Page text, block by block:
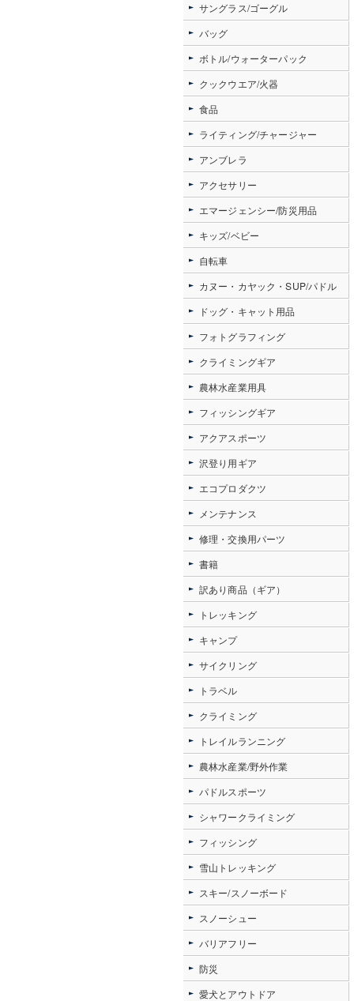
サングラス/ゴーグル
バッグ
ボトル/ウォーターパック
クックウエア/火器
食品
ライティング/チャージャー
アンブレラ
アクセサリー
エマージェンシー/防災用品
キッズ/ベビー
自転車
カヌー・カヤック・SUP/パドル
ドッグ・キャット用品
フォトグラフィング
クライミングギア
農林水産業用具
フィッシングギア
アクアスポーツ
沢登り用ギア
エコプロダクツ
メンテナンス
修理・交換用パーツ
書籍
訳あり商品（ギア）
トレッキング
キャンプ
サイクリング
トラベル
クライミング
トレイルランニング
農林水産業/野外作業
パドルスポーツ
シャワークライミング
フィッシング
雪山トレッキング
スキー/スノーボード
スノーシュー
バリアフリー
防災
愛犬とアウトドア